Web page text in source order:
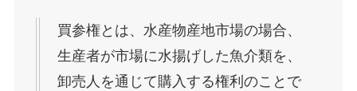
買参権とは、水産物産地市場の場合、
生産者が市場に水揚げした魚介類を、
卸売人を通じて購入する権利のことで